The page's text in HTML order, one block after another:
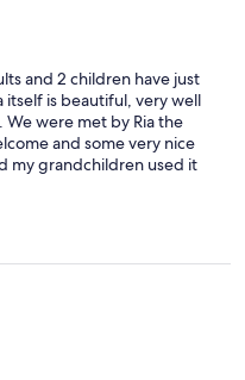
and 2 children have just
itself is beautiful, very well
were met by Ria the
and some very nice
my grandchildren used it
is great and the
and fruit van visit several
highly recommend this